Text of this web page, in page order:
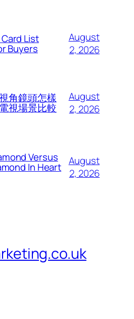
List
Buyers
August
2, 2026
角鏡頭怎樣
視場景比較
August
2, 2026
Versus
In Heart August
2, 2026